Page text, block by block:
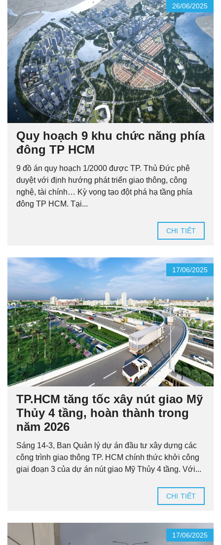
26/06/2025
Quy hoạch 9 khu chức năng phía
đông TP HCM
9 đồ án quy hoạch 1/2000 được TP. Thủ Đức phê
duyệt với định hướng phát triển giao thông, công
nghệ, tài chính… Kỳ vọng tạo đột phá hạ tầng phía
đông TP HCM. Tại...
CHI TIẾT
17/06/2025
TP.HCM tăng tốc xây nút giao Mỹ
Thủy 4 tầng, hoàn thành trong
năm 2026
Sáng 14-3, Ban Quản lý dự án đầu tư xây dựng các
công trình giao thông TP. HCM chính thức khởi công
giai đoạn 3 của dự án nút giao Mỹ Thủy 4 tầng. Với...
CHI TIẾT
17/06/2025